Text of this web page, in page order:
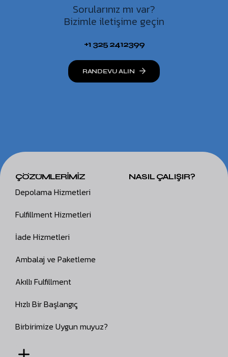
Sorularınız mı var?
Bizimle iletişime geçin
+1 325 2412399
RANDEVU ALIN
ÇÖZÜMLERİMİZ NASIL ÇALIŞIR?
Depolama Hizmetleri
Fulfillment Hizmetleri
İade Hizmetleri
Ambalaj ve Paketleme
Akıllı Fulfillment
Hızlı Bir Başlangıç
Birbirimize Uygun muyuz?